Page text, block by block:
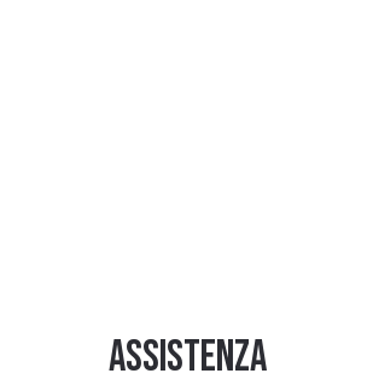
Assistenza